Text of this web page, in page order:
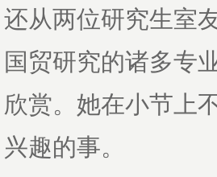
还从两位研究生
国贸研究的诸多专
欣赏。她在小节上
兴趣的事。